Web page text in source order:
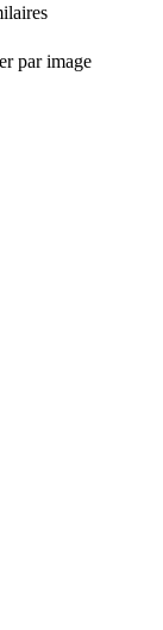
par image